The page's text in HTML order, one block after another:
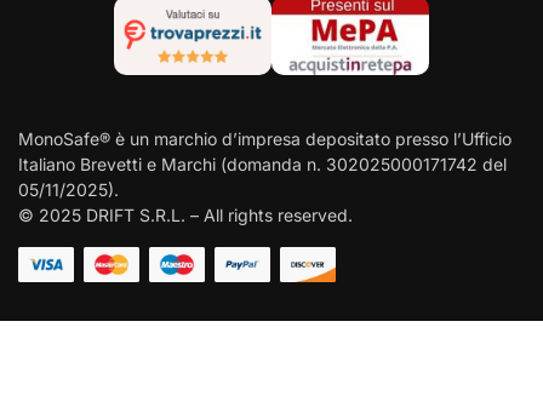
MonoSafe® è un marchio d’impresa depositato presso l’Ufficio
Italiano Brevetti e Marchi (domanda n. 302025000171742 del
05/11/2025).
© 2025 DRIFT S.R.L. – All rights reserved.